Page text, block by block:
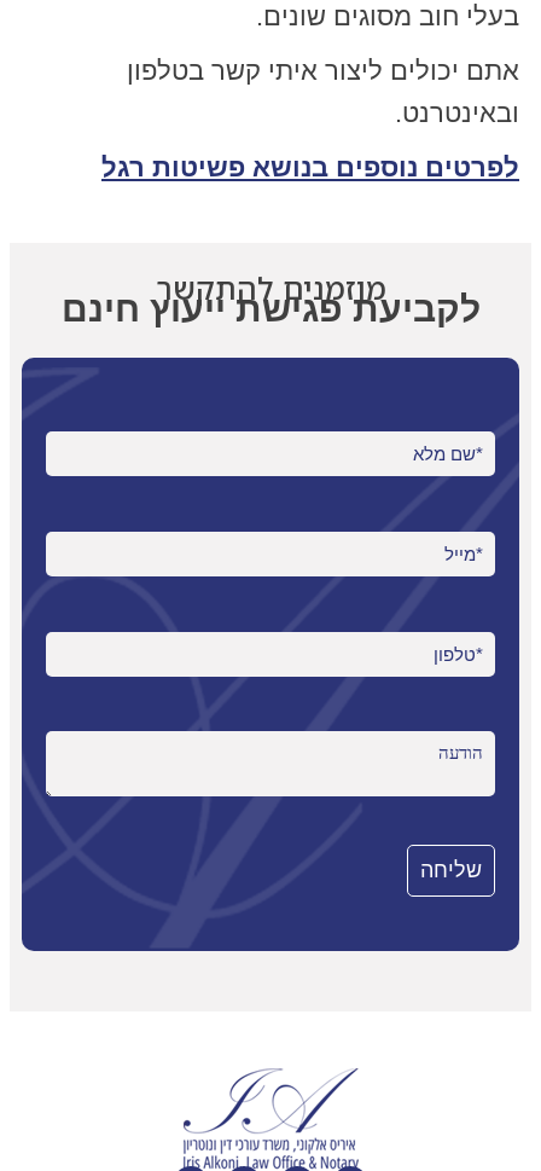
בעלי חוב מסוגים שונים.
אתם יכולים ליצור איתי קשר בטלפון
ובאינטרנט.
לפרטים נוספים בנושא פשיטות רגל
מוזמנים להתקשר
לקביעת פגישת ייעוץ חינם